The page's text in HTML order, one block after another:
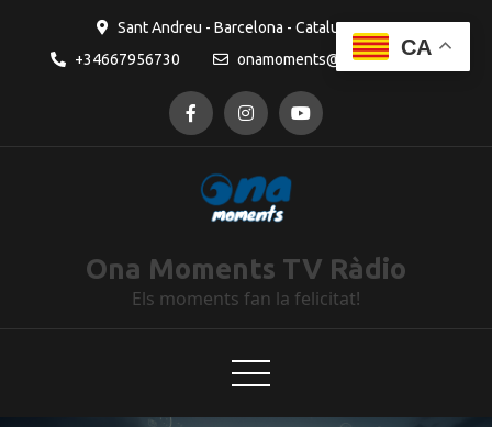
Sant Andreu - Barcelona - Catalunya
+34667956730
onamoments@gmail.com
Ona Moments TV Ràdio
Els moments fan la felicitat!
CA